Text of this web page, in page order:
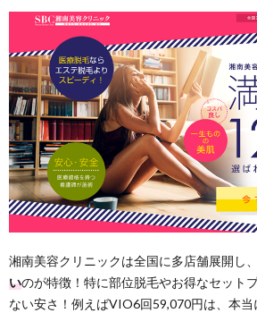
湘南美容クリニックは全国に多店舗展開し、
いのが特徴！特に部位脱毛やお得なセット
ない安さ！例えばVIO6回59,070円は、本